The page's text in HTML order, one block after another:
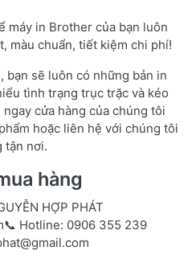
máy in Brother của bạn luôn
màu chuẩn, tiết kiệm chi phí!
bạn sẽ luôn có những bản in
tình trạng trục trặc và kéo
cửa hàng của chúng tôi
hoặc liên hệ với chúng tôi
tận nơi.
hàng
HỢP PHÁT
📞 Hotline: 0906 355 239